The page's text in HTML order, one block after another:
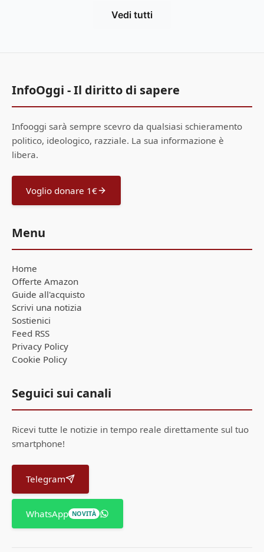
Vedi tutti
InfoOggi - Il diritto di sapere
Infooggi sarà sempre scevro da qualsiasi schieramento
politico, ideologico, razziale. La sua informazione è
libera.
Voglio donare 1€
Menu
Home
Offerte Amazon
Guide all'acquisto
Scrivi una notizia
Sostienici
Feed RSS
Privacy Policy
Cookie Policy
Seguici sui canali
Ricevi tutte le notizie in tempo reale direttamente sul tuo
smartphone!
Telegram
WhatsApp NOVITÀ